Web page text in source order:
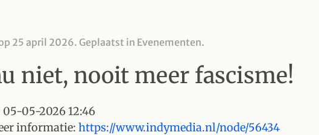
25 april 2026. Geplaatst in Evenementen.
niet, nooit meer fascisme!
05-05-2026 12:46
informatie: https://www.indymedia.nl/node/56434